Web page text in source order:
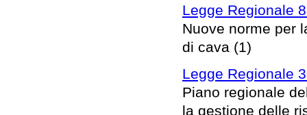
Legge Regionale
Nuove norme per
di cava (1)
Legge Regionale
Piano regionale
la gestione delle